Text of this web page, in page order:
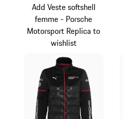
Add Veste softshell
femme - Porsche
Motorsport Replica to
wishlist